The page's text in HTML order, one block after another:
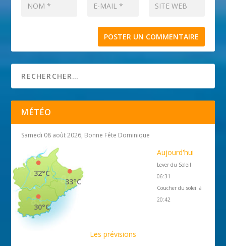
MÉTÉO
Samedi 08 août 2026, Bonne Fête Dominique
33°C
32°C
30°C
Aujourd'hui
Lever du Soleil
06:31
Coucher du soleil à
20:42
Les prévisions